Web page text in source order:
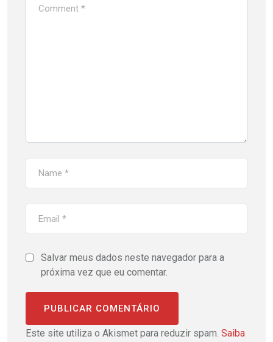
Salvar meus dados neste navegador para a
próxima vez que eu comentar.
Este site utiliza o Akismet para reduzir spam. Saiba